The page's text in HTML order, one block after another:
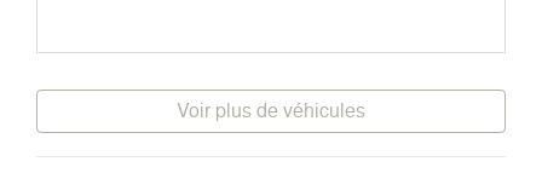
Voir plus de véhicules